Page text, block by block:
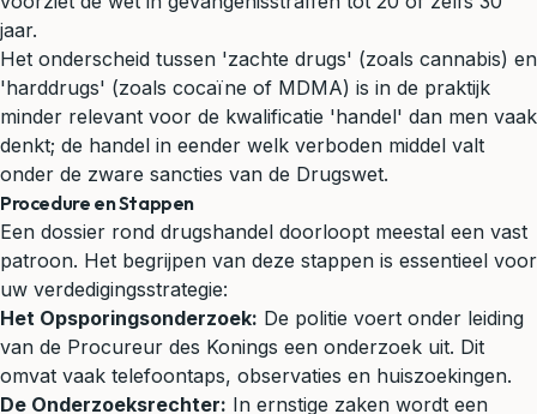
jaar.
Het onderscheid tussen 'zachte drugs' (zoals cannabis) en
'harddrugs' (zoals cocaïne of MDMA) is in de praktijk
minder relevant voor de kwalificatie 'handel' dan men vaak
denkt; de handel in eender welk verboden middel valt
onder de zware sancties van de Drugswet.
Procedure en Stappen
Een dossier rond drugshandel doorloopt meestal een vast
patroon. Het begrijpen van deze stappen is essentieel voor
uw verdedigingsstrategie:
Het Opsporingsonderzoek: De politie voert onder leiding
van de Procureur des Konings een onderzoek uit. Dit
omvat vaak telefoontaps, observaties en huiszoekingen.
De Onderzoeksrechter: In ernstige zaken wordt een